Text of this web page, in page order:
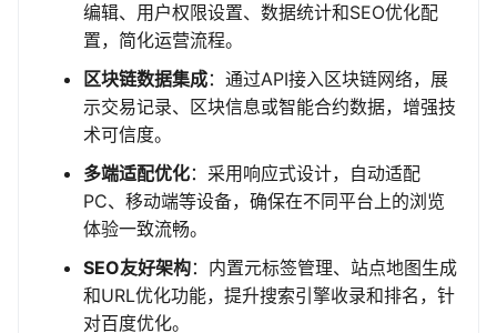
编辑、用户权限设置、数据统计和SEO优化配
置，简化运营流程。
区块链数据集成：通过API接入区块链网络，展
示交易记录、区块信息或智能合约数据，增强技
术可信度。
多端适配优化：采用响应式设计，自动适配
PC、移动端等设备，确保在不同平台上的浏览
体验一致流畅。
SEO友好架构：内置元标签管理、站点地图生成
和URL优化功能，提升搜索引擎收录和排名，针
对百度优化。